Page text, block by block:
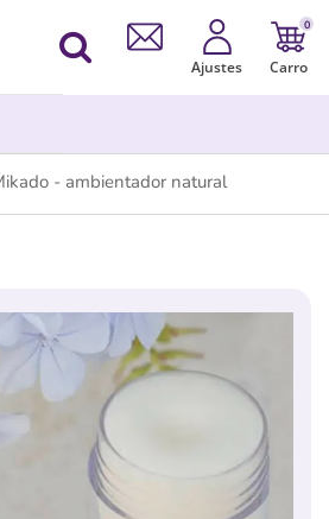
Ajustes
0
Carro
- ambientador natural